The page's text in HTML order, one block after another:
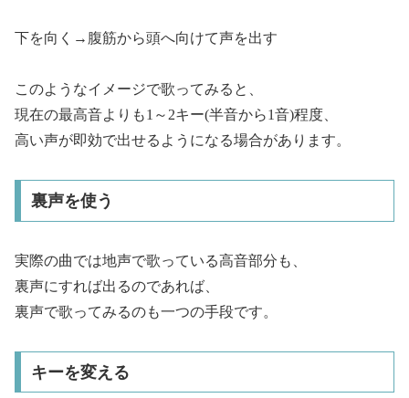
下を向く→腹筋から頭へ向けて声を出す
このようなイメージで歌ってみると、
現在の最高音よりも1～2キー(半音から1音)程度、
高い声が即効で出せるようになる場合があります。
裏声を使う
実際の曲では地声で歌っている高音部分も、
裏声にすれば出るのであれば、
裏声で歌ってみるのも一つの手段です。
キーを変える